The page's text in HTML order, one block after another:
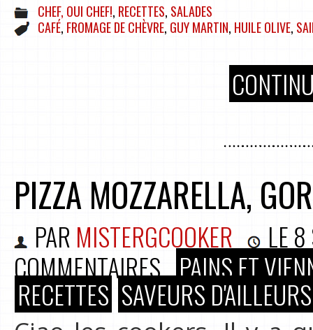
CHEF, OUI CHEF!, RECETTES, SALADES
CAFÉ, FROMAGE DE CHÈVRE, GUY MARTIN, HUILE OLIVE,
PIZZA MOZZARELLA,
PAR MISTERGCOOKER LE8
COMMENTAIRES PAINS ET
RECETTES SAVEURS D'AILLEURS